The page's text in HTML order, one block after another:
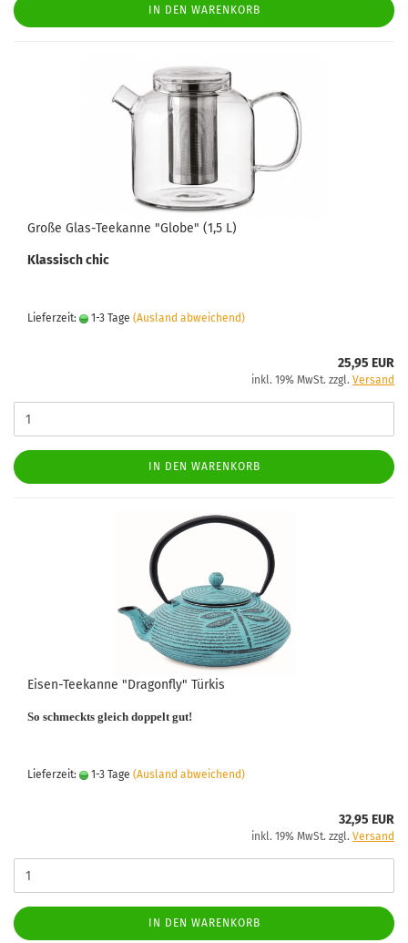
IN DEN WARENKORB
Große Glas-Teekanne "Globe" (1,5 L)
Klassisch chic
Lieferzeit: 1-3 Tage (Ausland abweichend)
25,95 EUR
inkl. 19% MwSt. zzgl. Versand
IN DEN WARENKORB
Eisen-Teekanne "Dragonfly" Türkis
So schmeckts gleich doppelt gut!
Lieferzeit: 1-3 Tage (Ausland abweichend)
32,95 EUR
inkl. 19% MwSt. zzgl. Versand
IN DEN WARENKORB